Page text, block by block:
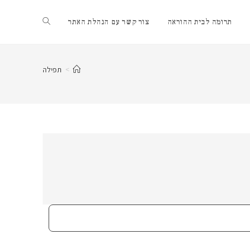
תרומה לבית ההוראה צור קשר עם הנהלת האתר Toggle
website > תפילה